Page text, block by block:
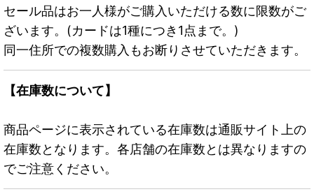
セール品はお一人様がご購入いただける数に限数がご
ざいます。(カードは1種につき1点まで。)
同一住所での複数購入もお断りさせていただきます。
【在庫数について】
商品ページに表示されている在庫数は通販サイト上の
在庫数となります。各店舗の在庫数とは異なりますの
でご注意ください。